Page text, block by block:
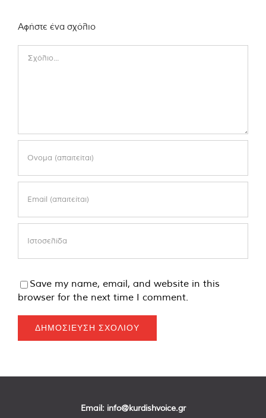
Αφήστε ένα σχόλιο
Save my name, email, and website in this
browser for the next time I comment.
Email: info@kurdishvoice.gr